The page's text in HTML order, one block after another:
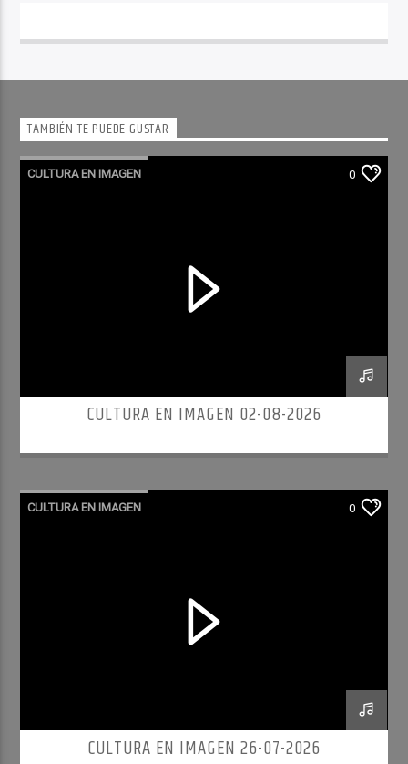
TAMBIÉN TE PUEDE GUSTAR
CULTURA EN IMAGEN 0
CULTURA EN IMAGEN 02-08-2026
CULTURA EN IMAGEN 0
CULTURA EN IMAGEN 26-07-2026